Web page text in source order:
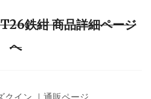
鉄紺 商品詳細ページ
へ